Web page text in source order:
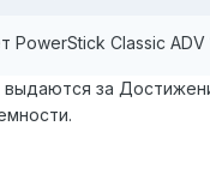
PowerStick Classic
за